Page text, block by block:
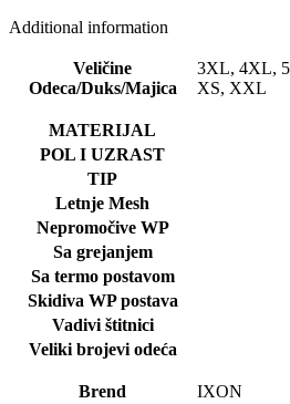
Additional information
Veličine
Odeca/Duks/Majica
3XL, 4XL,
XS, XXL
MATERIJAL
POL I UZRAST
TIP
Letnje Mesh
Nepromočive WP
Sa grejanjem
Sa termo postavom
Skidiva WP postava
Vadivi štitnici
Veliki brojevi odeća
Brend IXON